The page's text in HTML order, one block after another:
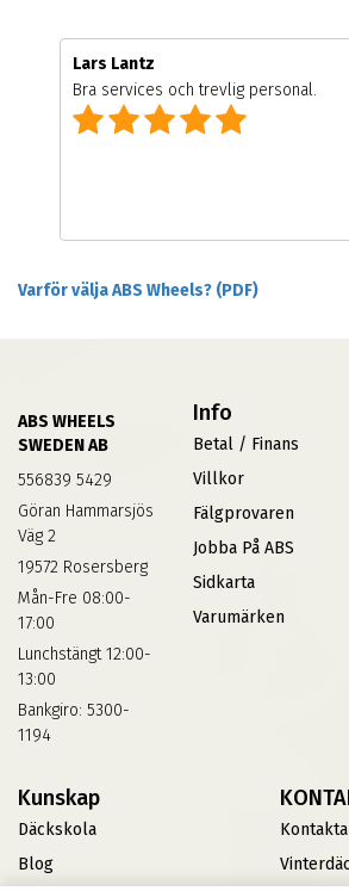
Lars Lantz
Bra services och trevlig personal.
Varför välja ABS Wheels? (PDF)
ABS WHEELS
SWEDEN AB
556839 5429
Göran Hammarsjös
Väg 2
19572 Rosersberg
Mån-Fre 08:00-
17:00
Lunchstängt 12:00-
13:00
Bankgiro: 5300-
1194
Info
Betal / Finans
Villkor
Fälgprovaren
Jobba På ABS
Sidkarta
Varumärken
Kunskap
Däckskola
Blog